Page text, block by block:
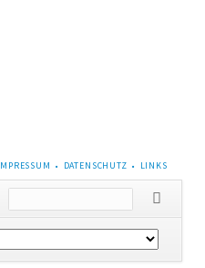
DATENSCHUTZ LINKS